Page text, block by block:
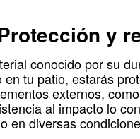
y
conocido por su
tu patio, estarás
externos,
al impacto lo
en diversas